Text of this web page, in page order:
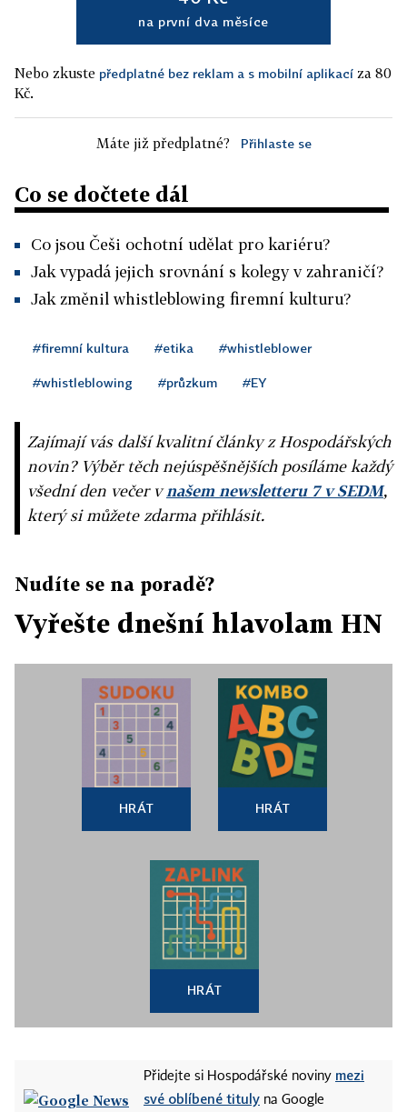
na první dva měsíce
Nebo zkuste předplatné bez reklam a s mobilní aplikací za 80
Kč.
Máte již předplatné? Přihlaste se
Co se dočtete dál
Co jsou Češi ochotní udělat pro kariéru?
Jak vypadá jejich srovnání s kolegy v zahraničí?
Jak změnil whistleblowing firemní kulturu?
#firemní kultura #etika #whistleblower
#whistleblowing #průzkum #EY
Zajímají vás další kvalitní články z Hospodářských
novin? Výběr těch nejúspěšnějších posíláme každý
všední den večer vnašem newsletteru 7 v SEDM,
který si můžete zdarma přihlásit.
Nudíte se na poradě?
Vyřešte dnešní hlavolam HN
HRÁT HRÁT
HRÁT
Přidejte si Hospodářské noviny mezi
své oblíbené tituly na Google